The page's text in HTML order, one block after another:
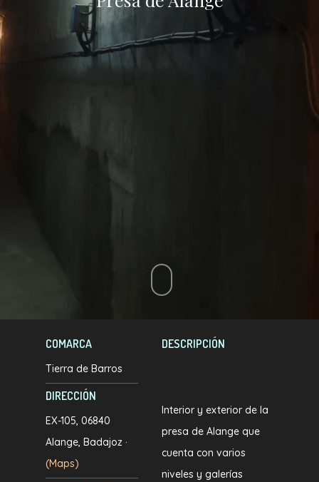
COMARCA
Tierra de Barros
DIRECCIÓN
EX-105, 06840
Alange, Badajoz ·
(Maps)
DESCRIPCIÓN
Interior y exterior de la
presa de Alange que
cuenta con varios
niveles y galerías